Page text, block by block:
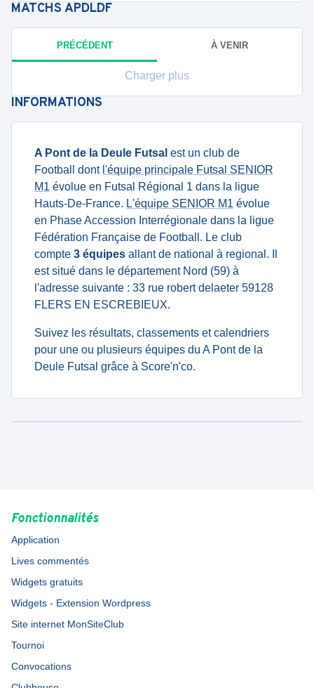
MATCHS APDLDF
PRÉCÉDENT À VENIR
Charger plus
INFORMATIONS
A Pont de la Deule Futsal est un club de
Football dont l'équipe principale Futsal SENIOR
M1 évolue en Futsal Régional 1 dans la ligue
Hauts-De-France. L'équipe SENIOR M1 évolue
en Phase Accession Interrégionale dans la ligue
Fédération Française de Football. Le club
compte 3 équipes allant de national à regional. Il
est situé dans le département Nord (59) à
l'adresse suivante : 33 rue robert delaeter 59128
FLERS EN ESCREBIEUX.
Suivez les résultats, classements et calendriers
pour une ou plusieurs équipes du A Pont de la
Deule Futsal grâce à Score'n'co.
Fonctionnalités
Application
Lives commentés
Widgets gratuits
Widgets - Extension Wordpress
Site internet MonSiteClub
Tournoi
Convocations